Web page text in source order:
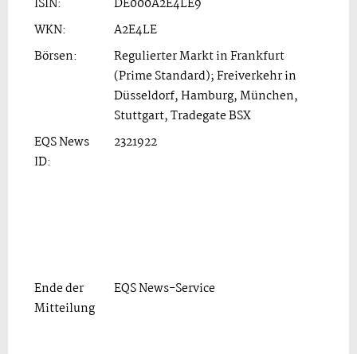
WKN:
A2E4LE
Börsen:
Regulierter Markt in Frankfurt
(Prime Standard); Freiverkehr in
Düsseldorf, Hamburg, München,
Stuttgart, Tradegate BSX
EQS News
ID:
2321922
Ende der
Mitteilung
EQS News-Service